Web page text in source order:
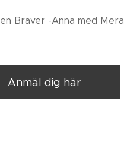
Braver -Anna med Mera
Anmäl dig här